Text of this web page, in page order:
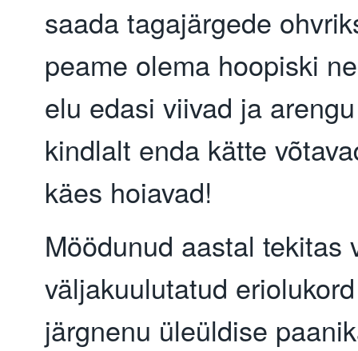
saada tagajärgede
peame olema hoopiski
elu edasi viivad ja
kindlalt enda kätte
käes hoiavad!
Möödunud aastal tekitas
väljakuulutatud
järgnenu üleüldise